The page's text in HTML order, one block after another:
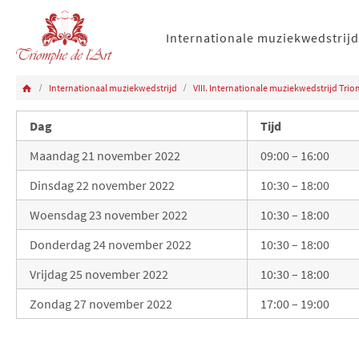
Internationale muziekwedstrijd
Internationaal muziekwedstrijd VIII. Internationale muziekwedstrijd
Dag Tijd
Maandag 21 november 2022
09:00 – 16:00
Dinsdag 22 november 2022
10:30 – 18:00
Woensdag 23 november 2022
10:30 – 18:00
Donderdag 24 november 2022
10:30 – 18:00
Vrijdag 25 november 2022
10:30 – 18:00
Zondag 27 november 2022
17:00 – 19:00